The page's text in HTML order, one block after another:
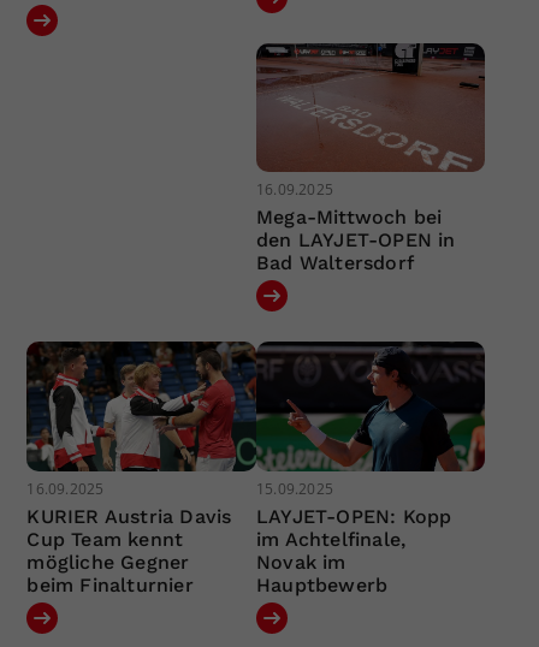
16.09.2025
Mega-Mittwoch bei
den LAYJET-OPEN in
Bad Waltersdorf
16.09.2025
KURIER Austria Davis
Cup Team kennt
mögliche Gegner
beim Finalturnier
15.09.2025
LAYJET-OPEN: Kopp
im Achtelfinale,
Novak im
Hauptbewerb